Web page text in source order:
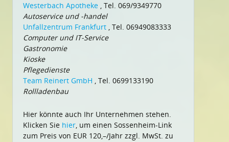
Westerbach Apotheke , Tel. 069/9349770
Autoservice und -handel
Unfallzentrum Frankfurt , Tel. 06949083333
Computer und IT-Service
Gastronomie
Kioske
Pflegedienste
Team Reinert GmbH , Tel. 0699133190
Rollladenbau
Hier könnte auch Ihr Unternehmen stehen.
Klicken Sie hier, um einen Sossenheim-Link
zum Preis von EUR 120,–/Jahr zzgl. MwSt. zu